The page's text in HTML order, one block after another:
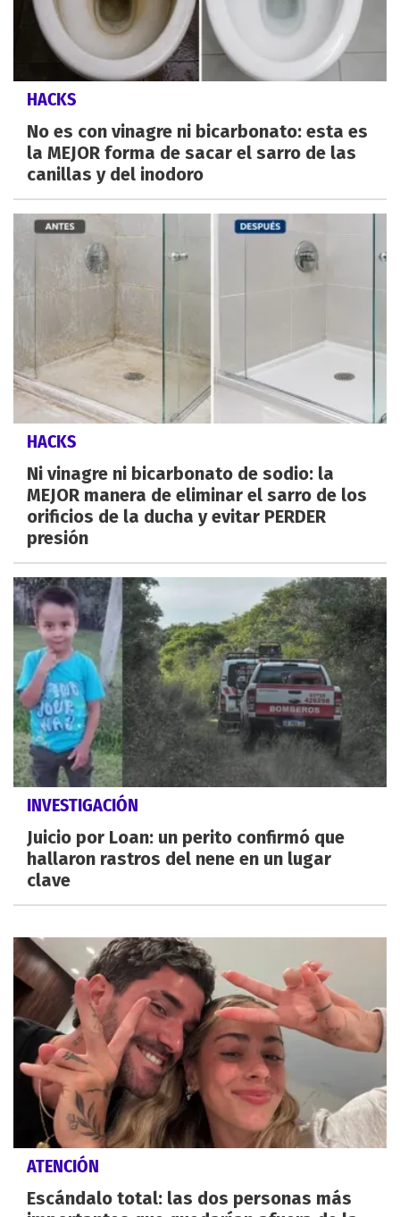
HACKS
No es con vinagre ni bicarbonato: esta es
la MEJOR forma de sacar el sarro de las
canillas y del inodoro
HACKS
Ni vinagre ni bicarbonato de sodio: la
MEJOR manera de eliminar el sarro de los
orificios de la ducha y evitar PERDER
presión
INVESTIGACIÓN
Juicio por Loan: un perito confirmó que
hallaron rastros del nene en un lugar
clave
ATENCIÓN
Escándalo total: las dos personas más